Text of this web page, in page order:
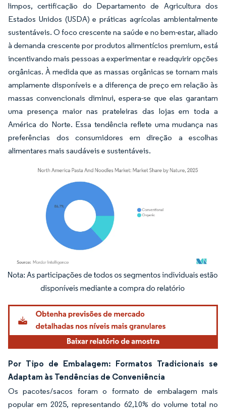
limpos, certificação do Departamento de Agricultura dos
Estados Unidos (USDA) e práticas agrícolas ambientalmente
sustentáveis. O foco crescente na saúde e no bem-estar, aliado
à demanda crescente por produtos alimentícios premium, está
incentivando mais pessoas a experimentar e readquirir opções
orgânicas. À medida que as massas orgânicas se tornam mais
amplamente disponíveis e a diferença de preço em relação às
massas convencionais diminui, espera-se que elas garantam
uma presença maior nas prateleiras das lojas em toda a
América do Norte. Essa tendência reflete uma mudança nas
preferências dos consumidores em direção a escolhas
alimentares mais saudáveis e sustentáveis.
Imagem © Mordor Intelligence. O reuso requer atribuição conforme CC BY 4.0.
Por Tipo de Embalagem: Formatos Tradicionais se
Adaptam às Tendências de Conveniência
Os pacotes/sacos foram o formato de embalagem mais
popular em 2025, representando 62,10% do volume total no